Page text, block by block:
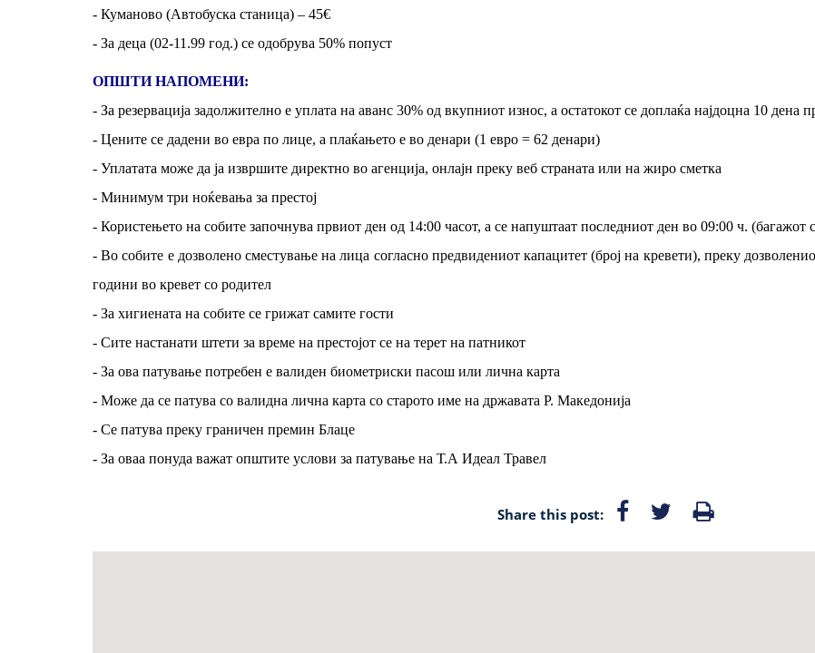
- Куманово (Автобуска станица) – 45€
- За деца (02-11.99 год.) се одобрува 50% попуст
ОПШТИ НАПОМЕНИ:
- За резервација задолжително е уплата на аванс 30% од вкупниот износ, а остатокот се доплаќа најдоцна 10 дена
- Цените се дадени во евра по лице, а плаќањето е во денари (1 евро = 62 денари)
- Уплатата може да ја извршите директно во агенција, онлајн преку веб страната или на жиро сметка
- Минимум три ноќевања за престој
- Користењето на собите започнува првиот ден од 14:00 часот, а се напуштаат последниот ден во 09:00 ч. (багажот
- Во собите е дозволено сместување на лица согласно предвидениот капацитет (број на кревети), преку
години во кревет со родител
- За хигиената на собите се грижат самите гости
- Сите настанати штети за време на престојот се на терет на патникот
- За ова патување потребен е валиден биометриски пасош или лична карта
- Moже да се патува со валидна лична карта со старото име на државата Р. Македонија
- Се патува преку граничен премин Блаце
- За оваа понуда важат општите услови за патување на Т.А Идеал Травел
Share this post: